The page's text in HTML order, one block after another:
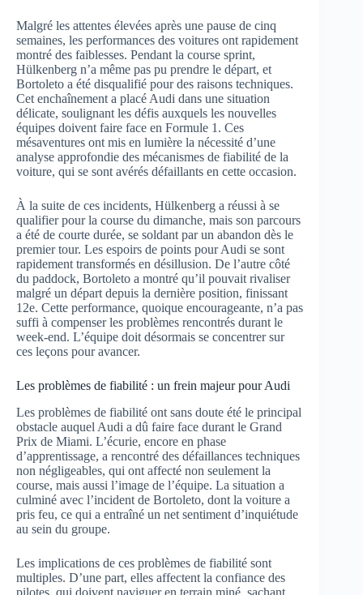
Malgré les attentes élevées après une pause de cinq
semaines, les performances des voitures ont rapidement
montré des faiblesses. Pendant la course sprint,
Hülkenberg n’a même pas pu prendre le départ, et
Bortoleto a été disqualifié pour des raisons techniques.
Cet enchaînement a placé Audi dans une situation
délicate, soulignant les défis auxquels les nouvelles
équipes doivent faire face en Formule 1. Ces
mésaventures ont mis en lumière la nécessité d’une
analyse approfondie des mécanismes de fiabilité de la
voiture, qui se sont avérés défaillants en cette occasion.
À la suite de ces incidents, Hülkenberg a réussi à se
qualifier pour la course du dimanche, mais son parcours
a été de courte durée, se soldant par un abandon dès le
premier tour. Les espoirs de points pour Audi se sont
rapidement transformés en désillusion. De l’autre côté
du paddock, Bortoleto a montré qu’il pouvait rivaliser
malgré un départ depuis la dernière position, finissant
12e. Cette performance, quoique encourageante, n’a pas
suffi à compenser les problèmes rencontrés durant le
week-end. L’équipe doit désormais se concentrer sur
ces leçons pour avancer.
Les problèmes de fiabilité : un frein majeur pour Audi
Les problèmes de fiabilité ont sans doute été le principal
obstacle auquel Audi a dû faire face durant le Grand
Prix de Miami. L’écurie, encore en phase
d’apprentissage, a rencontré des défaillances techniques
non négligeables, qui ont affecté non seulement la
course, mais aussi l’image de l’équipe. La situation a
culminé avec l’incident de Bortoleto, dont la voiture a
pris feu, ce qui a entraîné un net sentiment d’inquiétude
au sein du groupe.
Les implications de ces problèmes de fiabilité sont
multiples. D’une part, elles affectent la confiance des
pilotes, qui doivent naviguer en terrain miné, sachant